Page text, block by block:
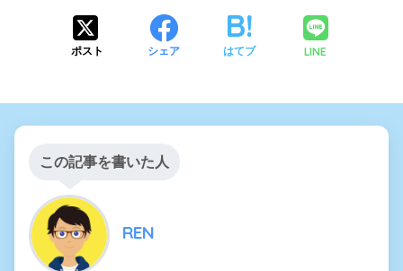
ポスト シェア はてブ LINE
この記事を書いた人
REN